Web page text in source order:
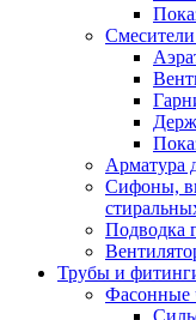
Арматура
Сифоны,
Подводка
Трубы и
Фасонные